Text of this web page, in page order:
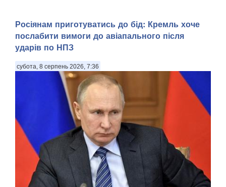
Росіянам приготуватись до бід: Кремль хоче
послабити вимоги до авіапального після
ударів по НПЗ
субота, 8 серпень 2026, 7:36